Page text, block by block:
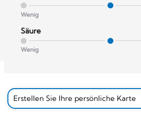
Wenig
Säure
Wenig
Erstellen Sie Ihre persönliche Karte